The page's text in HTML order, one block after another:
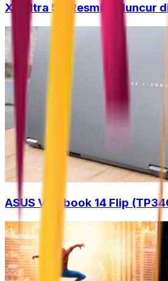
XL Ultra 5G Resmi Meluncur
ASUS Vivobook 14 Flip